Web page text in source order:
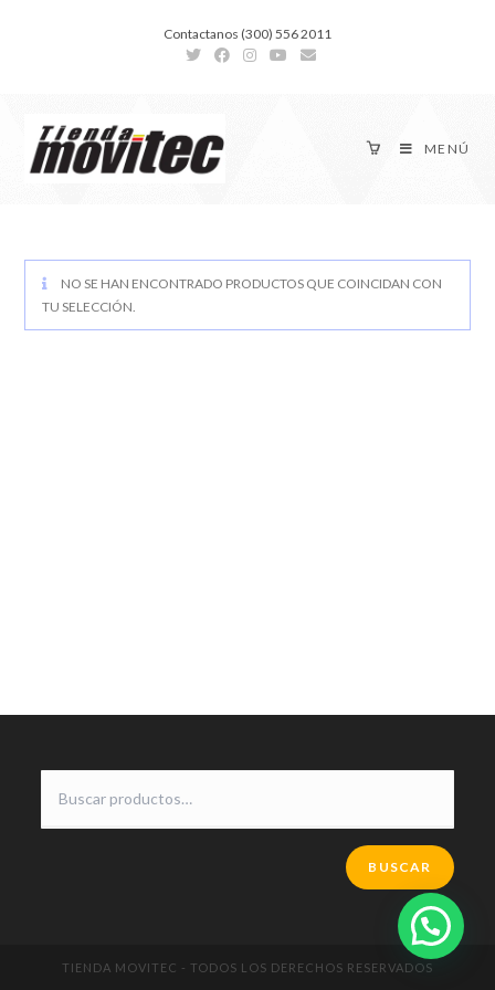
Contactanos (300) 556 2011
MENÚ
NO SE HAN ENCONTRADO PRODUCTOS QUE COINCIDAN CON
TU SELECCIÓN.
BUSCAR
TIENDA MOVITEC - TODOS LOS DERECHOS RESERVADOS